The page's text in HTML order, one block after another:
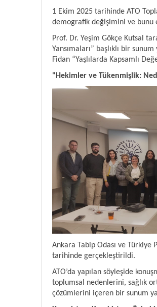
1 Ekim 2025 tarihinde ATO
demografik değişimini ve bunu
Prof. Dr. Yeşim Gökçe Kutsal
Yansımaları” başlıklı bir
Fidan “Yaşlılarda Kapsamlı
"Hekimler ve Tükenmişlik:
Ankara Tabip Odası ve
tarihinde gerçekleştirildi.
ATO’da yapılan söyleşide
toplumsal nedenlerini, sağlık
çözümlerini içeren bir sunum